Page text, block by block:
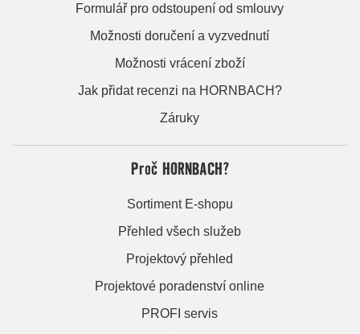
Formulář pro odstoupení od smlouvy
Možnosti doručení a vyzvednutí
Možnosti vrácení zboží
Jak přidat recenzi na HORNBACH?
Záruky
Proč HORNBACH?
Sortiment E-shopu
Přehled všech služeb
Projektový přehled
Projektové poradenství online
PROFI servis